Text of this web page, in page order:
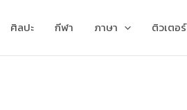
ศิลปะ กีฬา ภาษา ติวเตอร์